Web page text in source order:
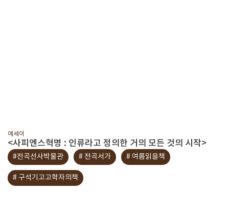
에세이
<사피엔스혁명 : 인류라고 정의한 거의 모든 것의 시작>
#전곡선사박물관 # 전곡서가 # 여름읽을책
# 구석기고고학자의책